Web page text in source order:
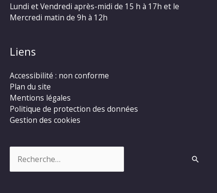
Lundi et Vendredi après-midi de 15 h à 17h et le
Mercredi matin de 9h à 12h
Liens
Accessibilité : non conforme
Plan du site
Mentions légales
Politique de protection des données
Gestion des cookies